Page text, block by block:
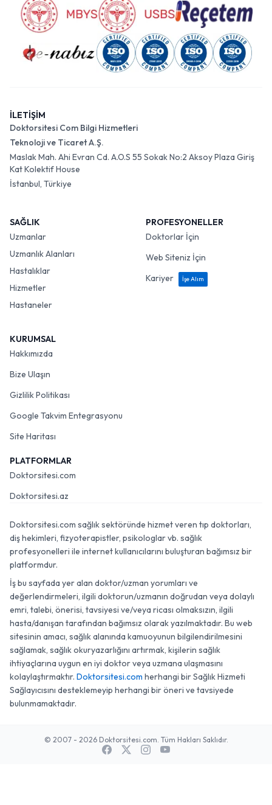
İLETİŞİM
Doktorsitesi Com Bilgi Hizmetleri
Teknoloji ve Ticaret A.Ş.
Maslak Mah. Ahi Evran Cd. A.O.S 55 Sokak No:2 Aksoy Plaza Giriş
Kat Kolektif House
İstanbul, Türkiye
SAĞLIK
Uzmanlar
Uzmanlık Alanları
Hastalıklar
Hizmetler
Hastaneler
PROFESYONELLER
Doktorlar İçin
Web Siteniz İçin
Kariyer
İşe Alım
KURUMSAL
Hakkımızda
Bize Ulaşın
Gizlilik Politikası
Google Takvim Entegrasyonu
Site Haritası
PLATFORMLAR
Doktorsitesi.com
Doktorsitesi.az
Doktorsitesi.com sağlık sektöründe hizmet veren tıp doktorları,
diş hekimleri, fizyoterapistler, psikologlar vb. sağlık
profesyonelleri ile internet kullanıcılarını buluşturan bağımsız bir
platformdur.
İş bu sayfada yer alan doktor/uzman yorumları ve
değerlendirmeleri, ilgili doktorun/uzmanın doğrudan veya dolaylı
emri, talebi, önerisi, tavsiyesi ve/veya ricası olmaksızın, ilgili
hasta/danışan tarafından bağımsız olarak yazılmaktadır. Bu web
sitesinin amacı, sağlık alanında kamuoyunun bilgilendirilmesini
sağlamak, sağlık okuryazarlığını artırmak, kişilerin sağlık
ihtiyaçlarına uygun en iyi doktor veya uzmana ulaşmasını
kolaylaştırmaktır. Doktorsitesi.com herhangi bir Sağlık Hizmeti
Sağlayıcısını desteklemeyip herhangi bir öneri ve tavsiyede
bulunmamaktadır.
© 2007 - 2026 Doktorsitesi.com. Tüm Hakları Saklıdır.